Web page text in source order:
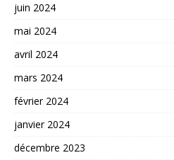
juin 2024
mai 2024
avril 2024
mars 2024
février 2024
janvier 2024
décembre 2023